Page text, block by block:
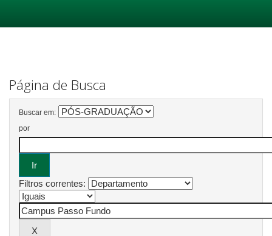
Página de Busca
Buscar em:
por
Filtros correntes: